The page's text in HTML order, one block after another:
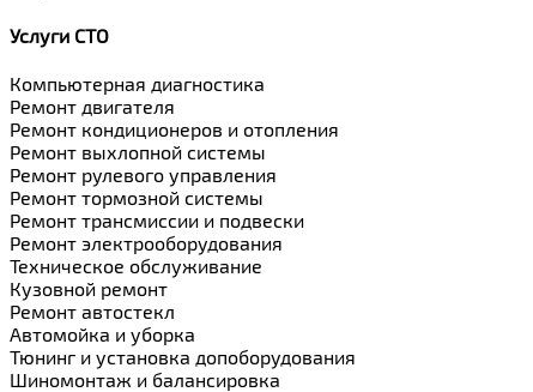
Услуги СТО
Компьютерная диагностика
Ремонт двигателя
Ремонт кондиционеров и отопления
Ремонт выхлопной системы
Ремонт рулевого управления
Ремонт тормозной системы
Ремонт трансмиссии и подвески
Ремонт электрооборудования
Техническое обслуживание
Кузовной ремонт
Ремонт автостекл
Автомойка и уборка
Тюнинг и установка допоборудования
Шиномонтаж и балансировка